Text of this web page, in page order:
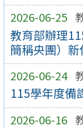
2026-06-25
教育部辦理
簡稱央團）
2026-06-24
115學年度備
2026-06-16